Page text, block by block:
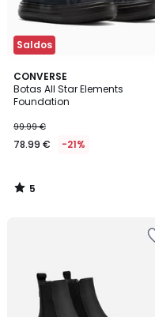
Saldos
CONVERSE
Botas All Star Elements
Foundation
99.99 €
78.99 € -21%
5
/
5
5
/